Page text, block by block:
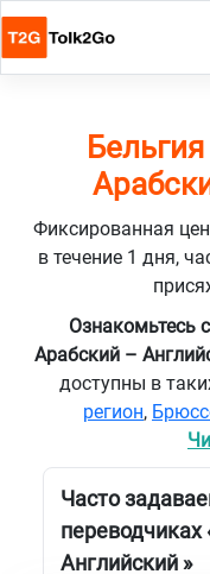
Фиксированная
в течение 1 дня,
Ознакомьтесь
Арабский –
доступны в
регион,
Часто
переводчиках
Английский »